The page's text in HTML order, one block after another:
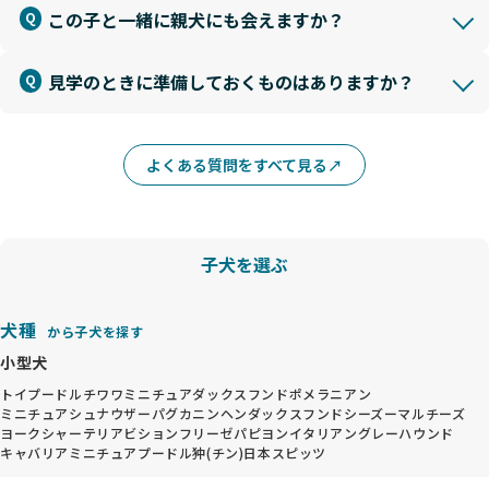
この子と一緒に親犬にも会えますか？
見学のときに準備しておくものはありますか？
よくある質問をすべて見る
子犬を選ぶ
犬種 から子犬を探す
小型犬
トイプードルチワワミニチュアダックスフンドポメラニアン
ミニチュアシュナウザーパグカニンヘンダックスフンドシーズーマルチーズ
ヨークシャーテリアビションフリーゼパピヨンイタリアングレーハウンド
キャバリア ミニチュアプードル狆(チン)日本スピッツ